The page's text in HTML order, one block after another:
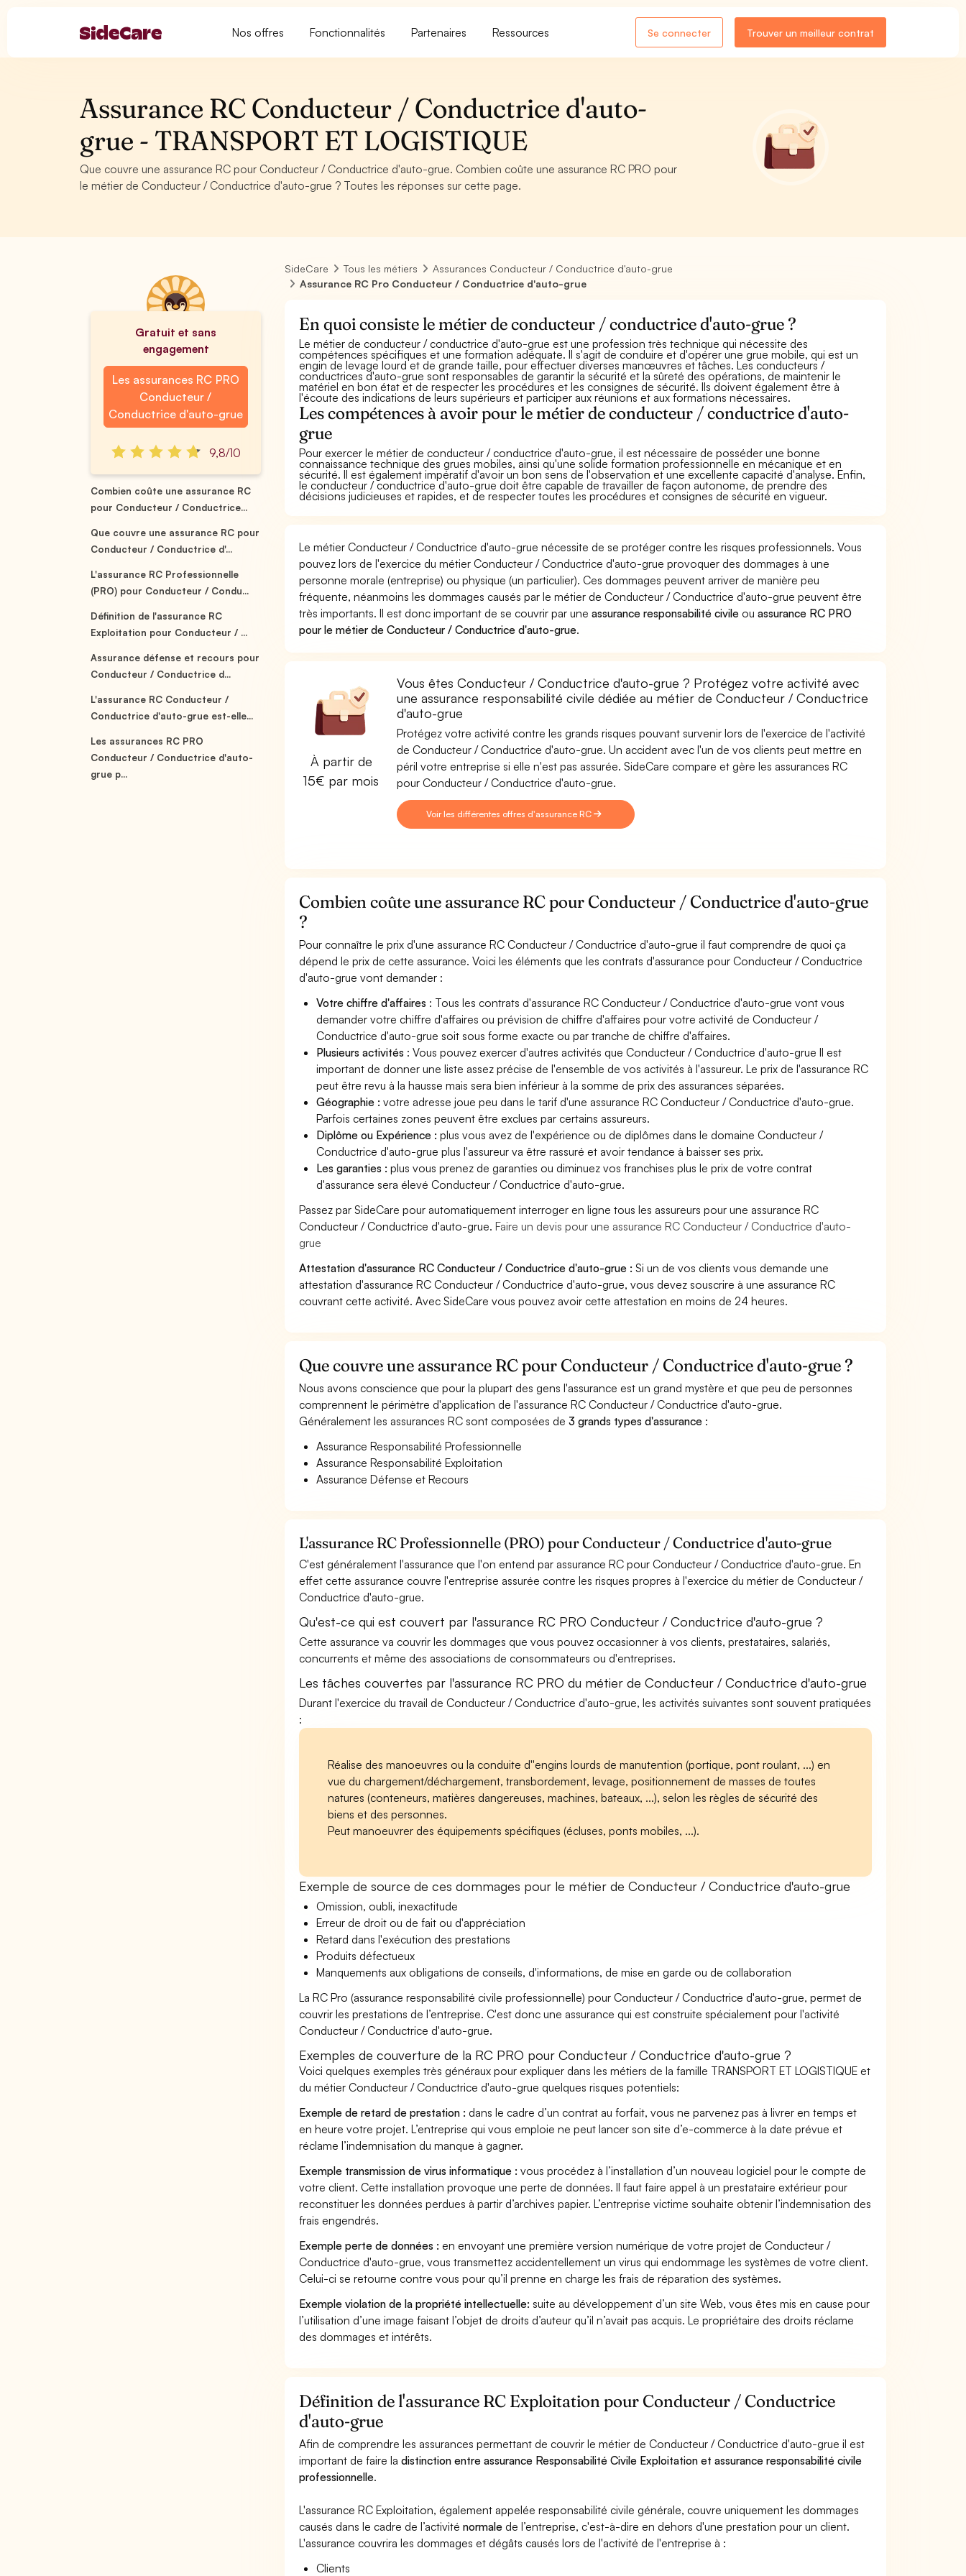
Nos offres Fonctionnalités Partenaires Ressources Se connecter Trouver un meilleur contrat
Assurance RC Conducteur / Conductrice d'auto-
grue - TRANSPORT ET LOGISTIQUE
Que couvre une assurance RC pour Conducteur / Conductrice d'auto-grue. Combien coûte une assurance RC PRO pour
le métier de Conducteur / Conductrice d'auto-grue ? Toutes les réponses sur cette page.
Gratuit et sans
engagement
Les assurances RC PRO
Conducteur /
Conductrice d'auto-grue
9,8/10
Combien coûte une assurance RC
pour Conducteur / Conductrice...
Que couvre une assurance RC pour
Conducteur / Conductrice d'...
L'assurance RC Professionnelle
(PRO) pour Conducteur / Condu...
Définition de l'assurance RC
Exploitation pour Conducteur / ...
Assurance défense et recours pour
Conducteur / Conductrice d...
L'assurance RC Conducteur /
Conductrice d'auto-grue est-elle...
Les assurances RC PRO
Conducteur / Conductrice d'auto-
grue p...
SideCare Tous les métiers
Assurances Conducteur / Conductrice d'auto-grue
Assurance RC Pro Conducteur / Conductrice d'auto-grue
En quoi consiste le métier de conducteur / conductrice d'auto-grue ?
Le métier de conducteur / conductrice d'auto-grue est une profession très technique qui nécessite des
compétences spécifiques et une formation adéquate. Il s'agit de conduire et d'opérer une grue mobile, qui est un
engin de levage lourd et de grande taille, pour effectuer diverses manœuvres et tâches. Les conducteurs /
conductrices d'auto-grue sont responsables de garantir la sécurité et la sûreté des opérations, de maintenir le
matériel en bon état et de respecter les procédures et les consignes de sécurité. Ils doivent également être à
l'écoute des indications de leurs supérieurs et participer aux réunions et aux formations nécessaires.
Les compétences à avoir pour le métier de conducteur / conductrice d'auto-
grue
Pour exercer le métier de conducteur / conductrice d'auto-grue, il est nécessaire de posséder une bonne
connaissance technique des grues mobiles, ainsi qu'une solide formation professionnelle en mécanique et en
sécurité. Il est également impératif d'avoir un bon sens de l'observation et une excellente capacité d'analyse. Enfin,
le conducteur / conductrice d'auto-grue doit être capable de travailler de façon autonome, de prendre des
décisions judicieuses et rapides, et de respecter toutes les procédures et consignes de sécurité en vigueur.
Le métier Conducteur / Conductrice d'auto-grue nécessite de se protéger contre les risques professionnels. Vous
pouvez lors de l'exercice du métier Conducteur / Conductrice d'auto-grue provoquer des dommages à une
personne morale (entreprise) ou physique (un particulier). Ces dommages peuvent arriver de manière peu
fréquente, néanmoins les dommages causés par le métier de Conducteur / Conductrice d'auto-grue peuvent être
très importants. Il est donc important de se couvrir par uneassurance responsabilité civile ouassurance RC PRO
pour le métier de Conducteur / Conductrice d'auto-grue.
À partir de
15€ par mois
Vous êtes Conducteur / Conductrice d'auto-grue ? Protégez votre activité avec
une assurance responsabilité civile dédiée au métier de Conducteur / Conductrice
d'auto-grue
Protégez votre activité contre les grands risques pouvant survenir lors de l'exercice de l'activité
de Conducteur / Conductrice d'auto-grue. Un accident avec l'un de vos clients peut mettre en
péril votre entreprise si elle n'est pas assurée. SideCare compare et gère les assurances RC
pour Conducteur / Conductrice d'auto-grue.
Voir les différentes offres d'assurance RC
Combien coûte une assurance RC pour Conducteur / Conductrice d'auto-grue
?
Pour connaître le prix d'une assurance RC Conducteur / Conductrice d'auto-grue il faut comprendre de quoi ça
dépend le prix de cette assurance. Voici les éléments que les contrats d'assurance pour Conducteur / Conductrice
d'auto-grue vont demander :
Votre chiffre d'affaires : Tous les contrats d'assurance RC Conducteur / Conductrice d'auto-grue vont vous
demander votre chiffre d'affaires ou prévision de chiffre d'affaires pour votre activité de Conducteur /
Conductrice d'auto-grue soit sous forme exacte ou par tranche de chiffre d'affaires.
Plusieurs activités : Vous pouvez exercer d'autres activités que Conducteur / Conductrice d'auto-grue Il est
important de donner une liste assez précise de l'ensemble de vos activités à l'assureur. Le prix de l'assurance RC
peut être revu à la hausse mais sera bien inférieur à la somme de prix des assurances séparées.
Géographie :votre adresse joue peu dans le tarif d'une assurance RC Conducteur / Conductrice d'auto-grue.
Parfois certaines zones peuvent être exclues par certains assureurs.
Diplôme ou Expérience :plus vous avez de l'expérience ou de diplômes dans le domaine Conducteur /
Conductrice d'auto-grue plus l'assureur va être rassuré et avoir tendance à baisser ses prix.
Les garanties :plus vous prenez de garanties ou diminuez vos franchises plus le prix de votre contrat
d'assurance sera élevé Conducteur / Conductrice d'auto-grue.
Passez par SideCare pour automatiquement interroger en ligne tous les assureurs pour une assurance RC
Conducteur / Conductrice d'auto-grue.Faire un devis pour une assurance RC Conducteur / Conductrice d'auto-
grue
Attestation d'assurance RC Conducteur / Conductrice d'auto-grue : Si un de vos clients vous demande une
attestation d'assurance RC Conducteur / Conductrice d'auto-grue, vous devez souscrire à une assurance RC
couvrant cette activité. Avec SideCare vous pouvez avoir cette attestation en moins de 24 heures.
Que couvre une assurance RC pour Conducteur / Conductrice d'auto-grue ?
Nous avons conscience que pour la plupart des gens l'assurance est un grand mystère et que peu de personnes
comprennent le périmètre d'application de l'assurance RC Conducteur / Conductrice d'auto-grue.
Généralement les assurances RC sont composées de3 grands types d'assurance :
Assurance Responsabilité Professionnelle
Assurance Responsabilité Exploitation
Assurance Défense et Recours
L'assurance RC Professionnelle (PRO) pour Conducteur / Conductrice d'auto-grue
C'est généralement l'assurance que l'on entend par assurance RC pour Conducteur / Conductrice d'auto-grue. En
effet cette assurance couvre l'entreprise assurée contre les risques propres à l'exercice du métier de Conducteur /
Conductrice d'auto-grue.
Qu'est-ce qui est couvert par l'assurance RC PRO Conducteur / Conductrice d'auto-grue ?
Cette assurance va couvrir les dommages que vous pouvez occasionner à vos clients, prestataires, salariés,
concurrents et même des associations de consommateurs ou d'entreprises.
Les tâches couvertes par l'assurance RC PRO du métier de Conducteur / Conductrice d'auto-grue
Durant l'exercice du travail de Conducteur / Conductrice d'auto-grue, les activités suivantes sont souvent pratiquées
:
Réalise des manoeuvres ou la conduite d''engins lourds de manutention (portique, pont roulant, ...) en
vue du chargement/déchargement, transbordement, levage, positionnement de masses de toutes
natures (conteneurs, matières dangereuses, machines, bateaux, ...), selon les règles de sécurité des
biens et des personnes.
Peut manoeuvrer des équipements spécifiques (écluses, ponts mobiles, ...).
Exemple de source de ces dommages pour le métier de Conducteur / Conductrice d'auto-grue
Omission, oubli, inexactitude
Erreur de droit ou de fait ou d'appréciation
Retard dans l'exécution des prestations
Produits défectueux
Manquements aux obligations de conseils, d'informations, de mise en garde ou de collaboration
La RC Pro (assurance responsabilité civile professionnelle) pour Conducteur / Conductrice d'auto-grue, permet de
couvrir les prestations de l’entreprise. C'est donc une assurance qui est construite spécialement pour l'activité
Conducteur / Conductrice d'auto-grue.
Exemples de couverture de la RC PRO pour Conducteur / Conductrice d'auto-grue ?
Voici quelques exemples très généraux pour expliquer dans les métiers de la famille TRANSPORT ET LOGISTIQUE et
du métier Conducteur / Conductrice d'auto-grue quelques risques potentiels:
Exemple de retard de prestation : dans le cadre d’un contrat au forfait, vous ne parvenez pas à livrer en temps et
en heure votre projet. L’entreprise qui vous emploie ne peut lancer son site d’e-commerce à la date prévue et
réclame l’indemnisation du manque à gagner.
Exemple transmission de virus informatique : vous procédez à l’installation d’un nouveau logiciel pour le compte de
votre client. Cette installation provoque une perte de données. Il faut faire appel à un prestataire extérieur pour
reconstituer les données perdues à partir d’archives papier. L’entreprise victime souhaite obtenir l’indemnisation des
frais engendrés.
Exemple perte de données : en envoyant une première version numérique de votre projet de Conducteur /
Conductrice d'auto-grue, vous transmettez accidentellement un virus qui endommage les systèmes de votre client.
Celui-ci se retourne contre vous pour qu’il prenne en charge les frais de réparation des systèmes.
Exemple violation de la propriété intellectuelle: suite au développement d’un site Web, vous êtes mis en cause pour
l’utilisation d’une image faisant l’objet de droits d’auteur qu’il n’avait pas acquis. Le propriétaire des droits réclame
des dommages et intérêts.
Définition de l'assurance RC Exploitation pour Conducteur / Conductrice
d'auto-grue
Afin de comprendre les assurances permettant de couvrir le métier de Conducteur / Conductrice d'auto-grue il est
important de faire ladistinction entre assurance Responsabilité Civile Exploitation et assurance responsabilité civile
professionnelle.
L'assurance RC Exploitation, également appelée responsabilité civile générale, couvre uniquement les dommages
causés dans le cadre de l’activiténormale de l’entreprise, c'est-à-dire en dehors d'une prestation pour un client.
L'assurance couvrira les dommages et dégâts causés lors de l'activité de l'entreprise à :
Clients